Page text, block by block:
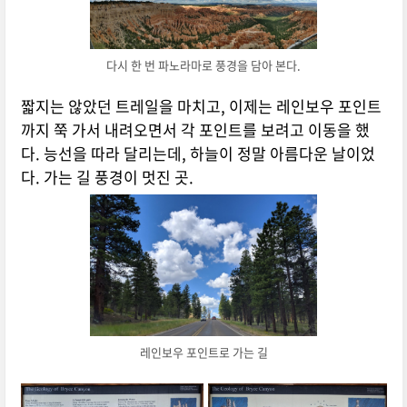
다시 한 번 파노라마로 풍경을 담아 본다.
짧지는 않았던 트레일을 마치고, 이제는 레인보우 포인트
까지 쭉 가서 내려오면서 각 포인트를 보려고 이동을 했
다. 능선을 따라 달리는데, 하늘이 정말 아름다운 날이었
다. 가는 길 풍경이 멋진 곳.
레인보우 포인트로 가는 길